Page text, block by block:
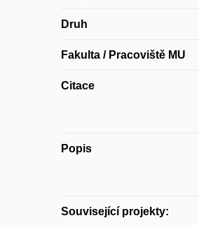
Druh
Fakulta / Pracoviště MU
Citace
Popis
Související projekty: